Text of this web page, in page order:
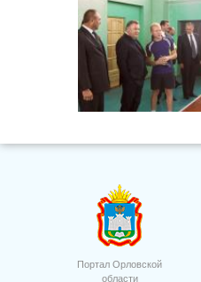
Портал Орловской
области